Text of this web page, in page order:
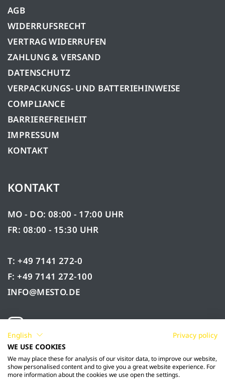
AGB
WIDERRUFSRECHT
VERTRAG WIDERRUFEN
ZAHLUNG & VERSAND
DATENSCHUTZ
VERPACKUNGS- UND BATTERIEHINWEISE
COMPLIANCE
BARRIEREFREIHEIT
IMPRESSUM
KONTAKT
KONTAKT
MO - DO: 08:00 - 17:00 UHR
FR: 08:00 - 15:30 UHR
T: +49 7141 272-0
F: +49 7141 272-100
INFO@MESTO.DE
English
Privacy policy
WE USE COOKIES
We may place these for analysis of our visitor data, to improve our website,
show personalised content and to give you a great website experience. For
more information about the cookies we use open the settings.